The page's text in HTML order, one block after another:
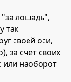
лошадь",
так
своей оси,
за счет своих
или наоборот